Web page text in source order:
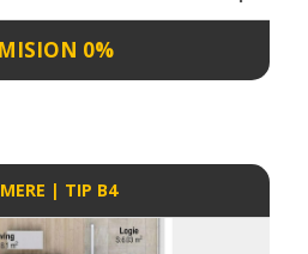
0%
| TIP B4